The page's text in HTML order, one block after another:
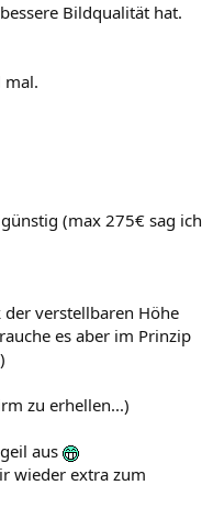
Bildqualität hat.
mal.
(max 275€ sag ich
verstellbaren Höhe
es aber im Prinzip
zu erhellen...)
aus
wieder extra zum